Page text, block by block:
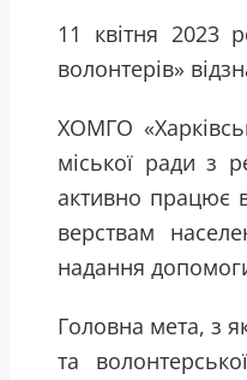
11 квітня 2023
волонтерів»
ХОМГО
міської ради з
активно працює
верствам
надання
Головна мета, з
та